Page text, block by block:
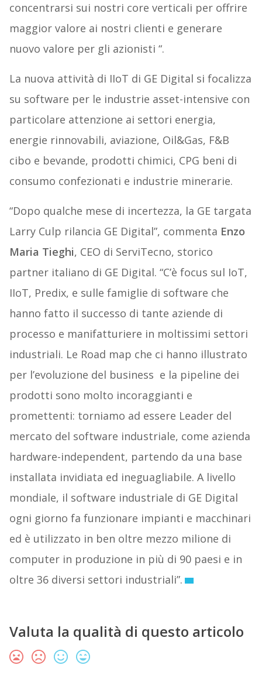
concentrarsi sui nostri core verticali per offrire
maggior valore ai nostri clienti e generare
nuovo valore per gli azionisti “.
La nuova attività di IIoT di GE Digital si focalizza
su software per le industrie asset-intensive con
particolare attenzione ai settori energia,
energie rinnovabili, aviazione, Oil&Gas, F&B
cibo e bevande, prodotti chimici, CPG beni di
consumo confezionati e industrie minerarie.
“Dopo qualche mese di incertezza, la GE targata
Larry Culp rilancia GE Digital”, commenta Enzo
Maria Tieghi, CEO di ServiTecno, storico
partner italiano di GE Digital. “C’è focus sul IoT,
IIoT, Predix, e sulle famiglie di software che
hanno fatto il successo di tante aziende di
processo e manifatturiere in moltissimi settori
industriali. Le Road map che ci hanno illustrato
per l’evoluzione del business e la pipeline dei
prodotti sono molto incoraggianti e
promettenti: torniamo ad essere Leader del
mercato del software industriale, come azienda
hardware-independent, partendo da una base
installata invidiata ed ineguagliabile. A livello
mondiale, il software industriale di GE Digital
ogni giorno fa funzionare impianti e macchinari
ed è utilizzato in ben oltre mezzo milione di
computer in produzione in più di 90 paesi e in
oltre 36 diversi settori industriali”.
Valuta la qualità di questo articolo